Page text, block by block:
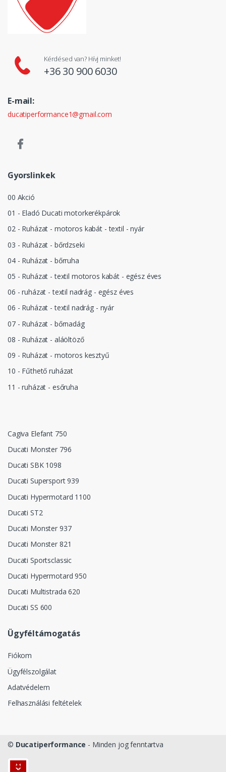
Kérdésed van? Hívj minket!
+36 30 900 6030
E-mail:
ducatiperformance1@gmail.com
Gyorslinkek
00 Akció
01 - Eladó Ducati motorkerékpárok
02 - Ruházat - motoros kabát - textil - nyár
03 - Ruházat - bőrdzseki
04 - Ruházat - bőrruha
05 - Ruházat - textil motoros kabát - egész éves
06 - ruházat - textil nadrág - egész éves
06 - Ruházat - textil nadrág - nyár
07 - Ruházat - bőrnadág
08 - Ruházat - aláöltöző
09 - Ruházat - motoros kesztyű
10 - Fűthető ruházat
11 - ruházat - esőruha
Cagiva Elefant 750
Ducati Monster 796
Ducati SBK 1098
Ducati Supersport 939
Ducati Hypermotard 1100
Ducati ST2
Ducati Monster 937
Ducati Monster 821
Ducati Sportsclassic
Ducati Hypermotard 950
Ducati Multistrada 620
Ducati SS 600
Ügyféltámogatás
Fiókom
Ügyfélszolgálat
Adatvédelem
Felhasználási feltételek
© Ducatiperformance - Minden jog fenntartva